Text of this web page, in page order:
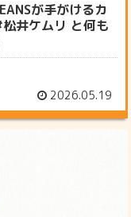
が手がけるカ
井ケムリ と何も
2026.05.19